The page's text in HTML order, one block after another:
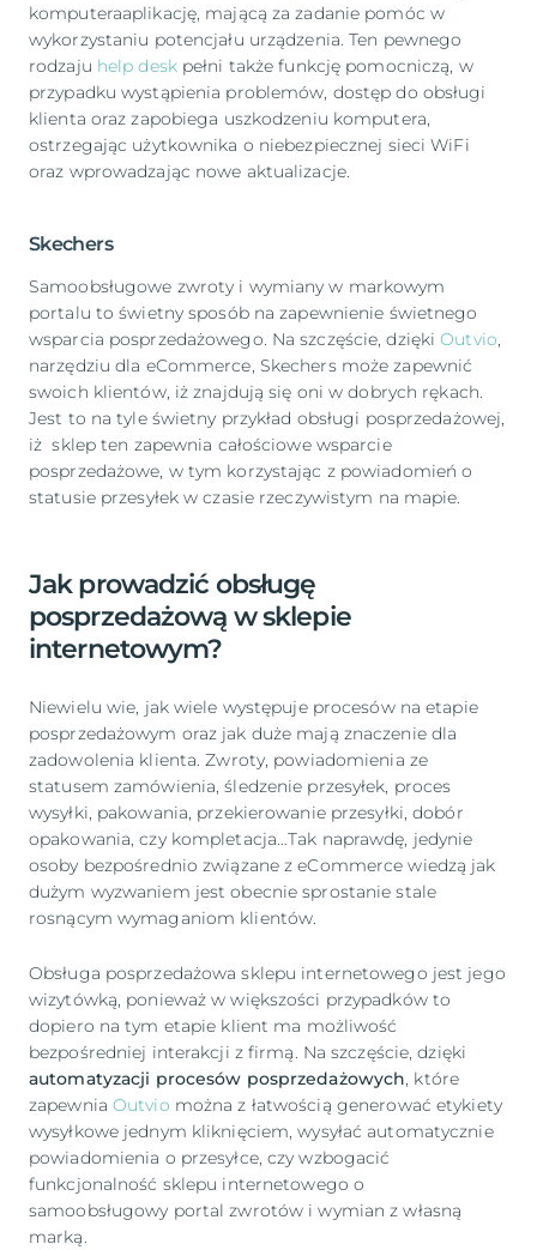
komputeraaplikację, mającą za zadanie pomóc w
wykorzystaniu potencjału urządzenia. Ten pewnego
rodzaju help deskpełni także funkcję pomocniczą, w
przypadku wystąpienia problemów, dostęp do obsługi
klienta oraz zapobiega uszkodzeniu komputera,
ostrzegając użytkownika o niebezpiecznej sieci WiFi
oraz wprowadzając nowe aktualizacje.
Skechers
Samoobsługowe zwroty i wymiany w markowym
portalu to świetny sposób na zapewnienie świetnego
wsparcia posprzedażowego. Na szczęście, dziękiOutvio
narzędziu dla eCommerce, Skechers może zapewnić
swoich klientów, iż znajdują się oni w dobrych rękach.
Jest to na tyle świetny przykład obsługi posprzedażowej,
iż sklep ten zapewnia całościowe wsparcie
posprzedażowe, w tym korzystając z powiadomień o
statusie przesyłek w czasie rzeczywistym na mapie.
Jak prowadzić obsługę
posprzedażową w sklepie
internetowym?
Niewielu wie, jak wiele występuje procesów na etapie
posprzedażowym oraz jak duże mają znaczenie dla
zadowolenia klienta. Zwroty, powiadomienia ze
statusem zamówienia, śledzenie przesyłek, proces
wysyłki, pakowania, przekierowanie przesyłki, dobór
opakowania, czy kompletacja…Tak naprawdę, jedynie
osoby bezpośrednio związane z eCommerce wiedzą jak
dużym wyzwaniem jest obecnie sprostanie stale
rosnącym wymaganiom klientów.
Obsługa posprzedażowa sklepu internetowego jest jego
wizytówką, ponieważ w większości przypadków to
dopiero na tym etapie klient ma możliwość
bezpośredniej interakcji z firmą. Na szczęście, dzięki
automatyzacji procesów posprzedażowych , które
zapewniaOutvio można z łatwością generować etykiety
wysyłkowe jednym kliknięciem, wysyłać automatycznie
powiadomienia o przesyłce, czy wzbogacić
funkcjonalność sklepu internetowego o
samoobsługowy portal zwrotów i wymian z własną
marką.